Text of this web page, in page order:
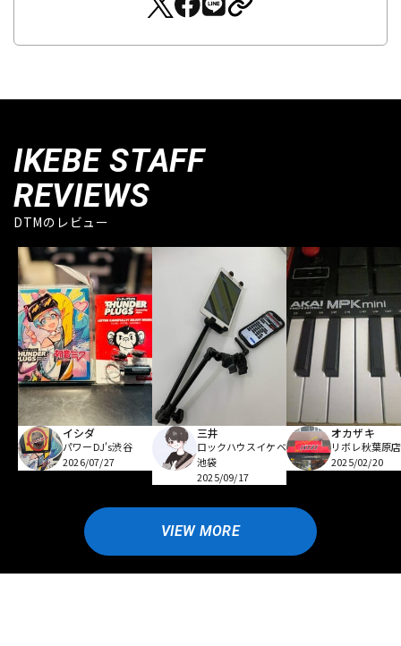
IKEBE STAFF
REVIEWS
DTMのレビュー
イシダ
パワーDJ's渋谷
2026/07/27
三井
ロックハウスイケベ
池袋
2025/09/17
オカザキ
リボレ秋葉原店
2025/02/20
VIEW MORE